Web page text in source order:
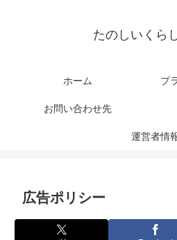
たのしいくら
ホーム プ
お問い合わせ先
運営者情
広告ポリシー